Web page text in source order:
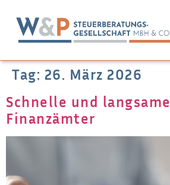
Tag: 26. März 2026
Schnelle und langsame
Finanzämter